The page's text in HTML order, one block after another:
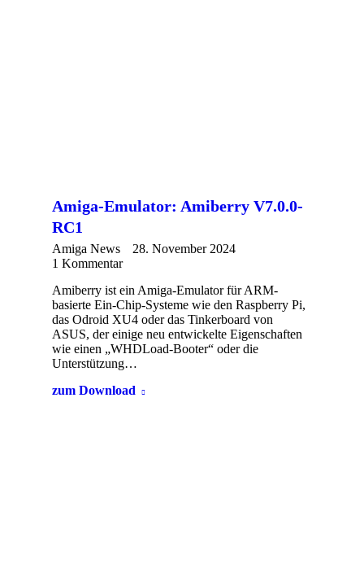
Amiga-Emulator: Amiberry V7.0.0-
RC1
Amiga News
28. November 2024
1 Kommentar
Amiberry ist ein Amiga-Emulator für ARM-
basierte Ein-Chip-Systeme wie den Raspberry Pi,
das Odroid XU4 oder das Tinkerboard von
ASUS, der einige neu entwickelte Eigenschaften
wie einen „WHDLoad-Booter“ oder die
Unterstützung…
zum Download